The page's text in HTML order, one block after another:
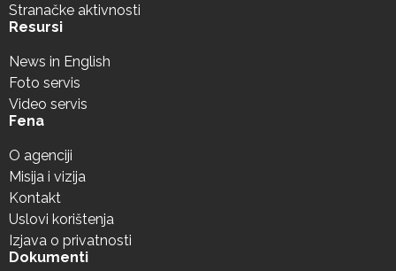
Stranačke aktivnosti
Resursi
News in English
Foto servis
Video servis
Fena
O agenciji
Misija i vizija
Kontakt
Uslovi korištenja
Izjava o privatnosti
Dokumenti